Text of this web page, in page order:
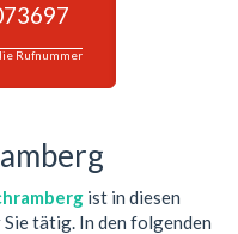
Rufnummer
ist in diesen
tätig. In den folgenden